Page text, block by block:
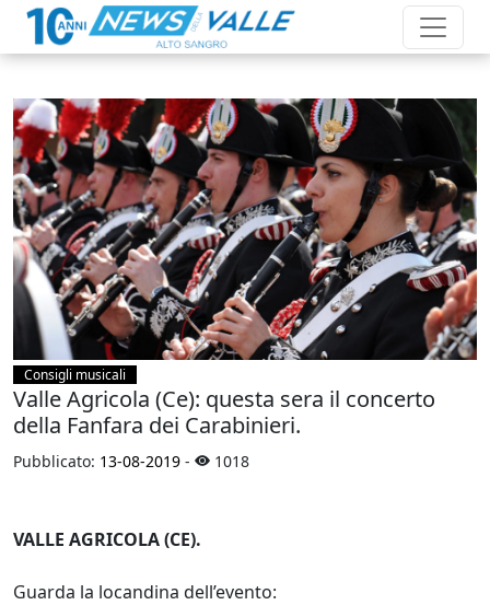
Consigli musicali
Valle Agricola (Ce): questa sera il concerto
della Fanfara dei Carabinieri.
Pubblicato: 13-08-2019 - 1018
VALLE AGRICOLA (CE).
Guarda la locandina dell’evento: